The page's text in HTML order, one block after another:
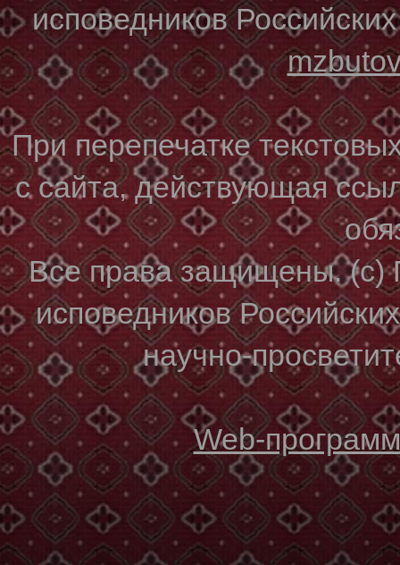
исповедников
При перепечатке
с сайта, действующая
Все права защищены. (с)
исповедников
научно-
Web-